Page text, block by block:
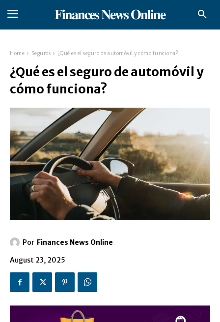
𝐅𝐢𝐧𝐚𝐧𝐜𝐞𝐬 𝐍𝐞𝐰𝐬 𝐎𝐧𝐥𝐢𝐧𝐞
Home Seguros ¿Qué es el seguro de automóvil y cómo funciona?
¿Qué es el seguro de automóvil y
cómo funciona?
Por Finances News Online
August 23, 2025